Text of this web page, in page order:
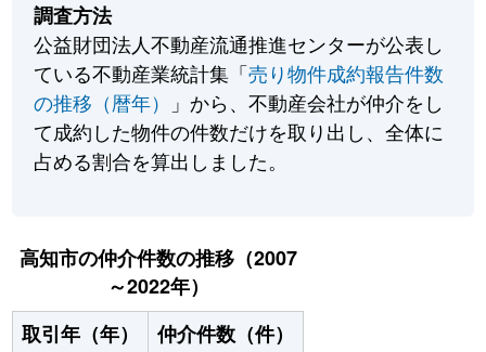
調査方法
公益財団法人不動産流通推進センターが公表し
ている不動産業統計集「売り物件成約報告件数
の推移（暦年）
」から、不動産会社が仲介をし
て成約した物件の件数だけを取り出し、全体に
占める割合を算出しました。
高知市の仲介件数の推移（2007
～2022年）
取引年（年）
仲介件数（件）